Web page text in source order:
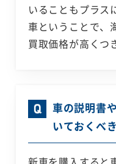
いることもプラス
車ということで、
買取価格が高くつ
車の説明書
いておくべ